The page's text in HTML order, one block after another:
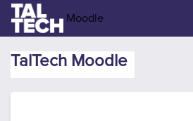
Jäta vahele peasisuni
Moodle
TalTech Moodle